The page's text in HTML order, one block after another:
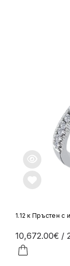
1.12 к Пръстен с
10,672.00€ /